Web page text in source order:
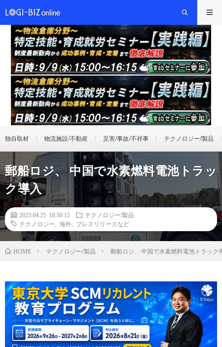
独自取材 物流施設/不動産 災害/事故/不祥事 テクノロジー/製品
郵船ロジ、 中国で水素燃料電池トラッ
ク導入
2023.04.25 18:50:15
テクノロジー/製品
テクノロジー
海外 プレスリリースなど
HOME テクノロジー/製品 郵船ロジ、 中国で水素燃料電池トラック